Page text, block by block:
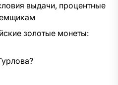
выдачи, процентные
золотые монеты: